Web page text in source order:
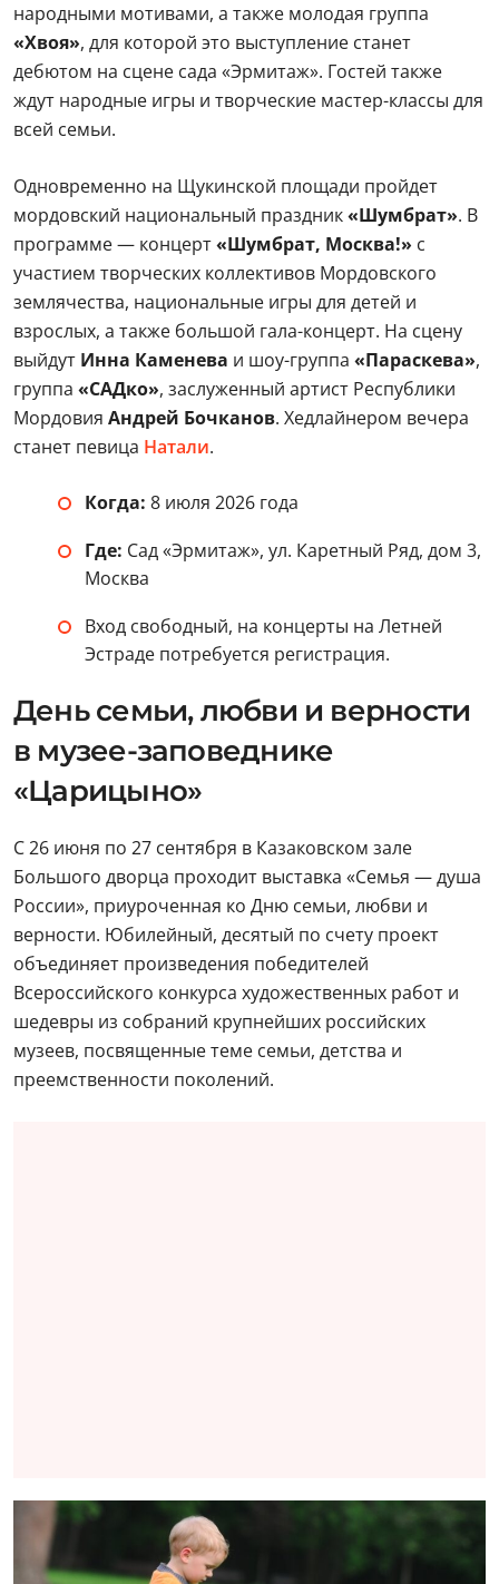
народными мотивами, а также молодая группа
«Хвоя», для которой это выступление станет
дебютом на сцене сада «Эрмитаж». Гостей также
ждут народные игры и творческие мастер-классы для
всей семьи.
Одновременно на Щукинской площади пройдет
мордовский национальный праздник«Шумбрат». В
программе — концерт«Шумбрат, Москва!» с
участием творческих коллективов Мордовского
землячества, национальные игры для детей и
взрослых, а также большой гала-концерт. На сцену
выйдут Инна Каменева и шоу-группа «Параскева»,
группа «САДко», заслуженный артист Республики
Мордовия Андрей Бочканов. Хедлайнером вечера
станет певица Натали.
Когда: 8 июля 2026 года
Где: Сад «Эрмитаж», ул. Каретный Ряд, дом 3,
Москва
Вход свободный, на концерты на Летней
Эстраде потребуется регистрация.
День семьи, любви и верности
в музее-заповеднике
«Царицыно»
С 26 июня по 27 сентября в Казаковском зале
Большого дворца проходит выставка «Семья — душа
России», приуроченная ко Дню семьи, любви и
верности. Юбилейный, десятый по счету проект
объединяет произведения победителей
Всероссийского конкурса художественных работ и
шедевры из собраний крупнейших российских
музеев, посвященные теме семьи, детства и
преемственности поколений.